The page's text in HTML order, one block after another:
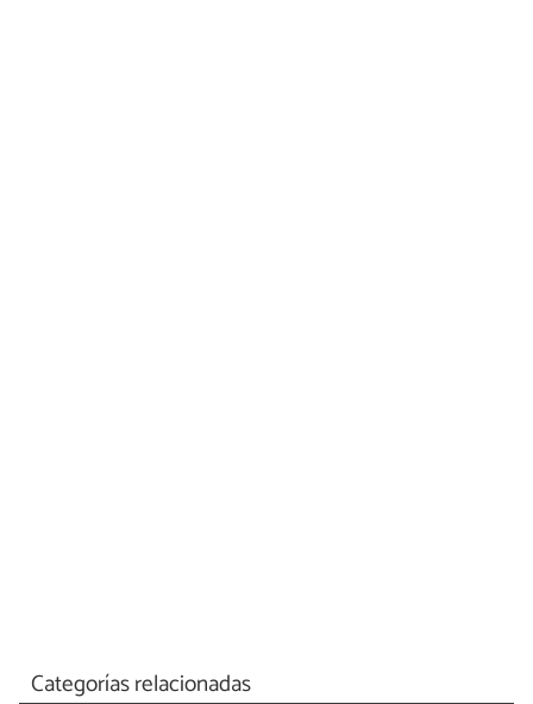
Categorías relacionadas